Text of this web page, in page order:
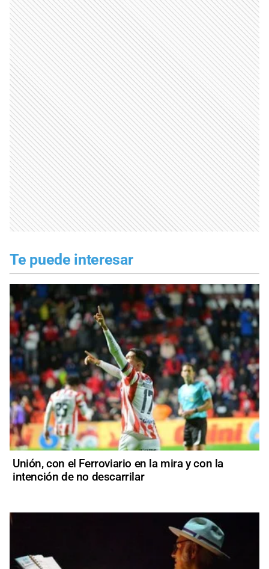
Te puede interesar
Unión, con el Ferroviario en la mira y con la
intención de no descarrilar